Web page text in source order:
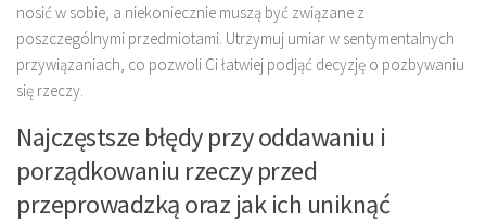
nosić w sobie, a niekoniecznie muszą być związane z
poszczególnymi przedmiotami. Utrzymuj umiar w sentymentalnych
przywiązaniach, co pozwoli Ci łatwiej podjąć decyzję o pozbywaniu
się rzeczy.
Najczęstsze błędy przy oddawaniu i
porządkowaniu rzeczy przed
przeprowadzką oraz jak ich uniknąć